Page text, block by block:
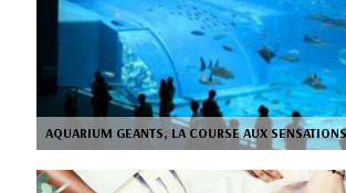
AQUARIUM GEANTS, LA COURSE AUX